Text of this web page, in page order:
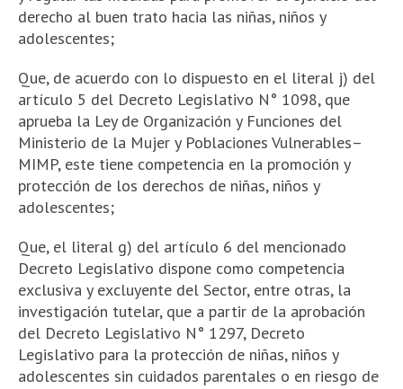
derecho al buen trato hacia las niñas, niños y
adolescentes;
Que, de acuerdo con lo dispuesto en el literal j) del
artículo 5 del Decreto Legislativo N° 1098, que
aprueba la Ley de Organización y Funciones del
Ministerio de la Mujer y Poblaciones Vulnerables–
MIMP, este tiene competencia en la promoción y
protección de los derechos de niñas, niños y
adolescentes;
Que, el literal g) del artículo 6 del mencionado
Decreto Legislativo dispone como competencia
exclusiva y excluyente del Sector, entre otras, la
investigación tutelar, que a partir de la aprobación
del Decreto Legislativo N° 1297, Decreto
Legislativo para la protección de niñas, niños y
adolescentes sin cuidados parentales o en riesgo de